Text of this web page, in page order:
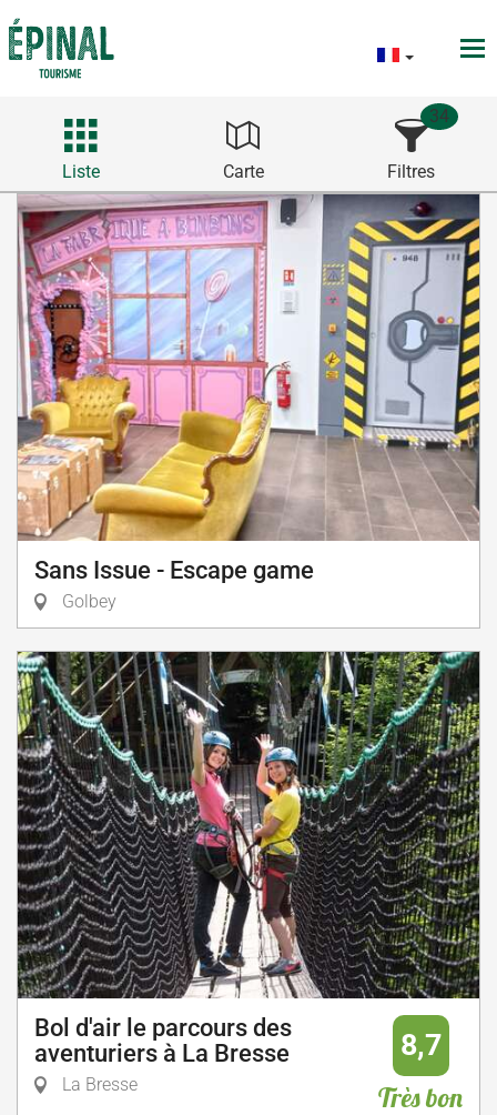
Liste Carte Filtres
34
Sans Issue - Escape game
Golbey
Bol d'air le parcours des
aventuriers à La Bresse
La Bresse
8,7
Très bon